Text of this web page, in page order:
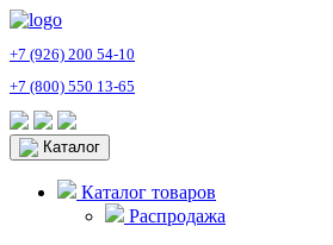
+7 (926) 200 54-10
+7 (800) 550 13-65
Каталог
Каталог товаров
Распродажа